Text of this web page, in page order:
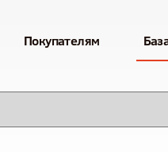
Покупателям